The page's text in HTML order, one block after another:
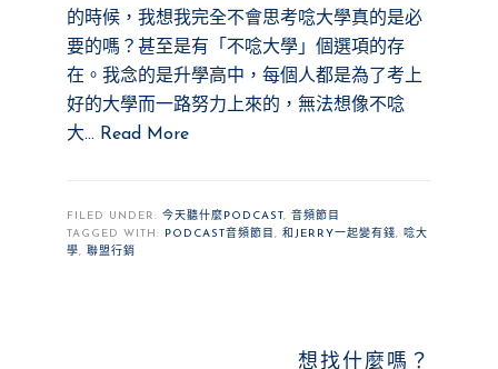
的時候，我想我完全不會思考唸大學真的是必
要的嗎？甚至是有「不唸大學」個選項的存
在。我念的是升學高中，每個人都是為了考上
好的大學而一路努力上來的，無法想像不唸
大… Read More
FILED UNDER: 今天聽什麼PODCAST, 音頻節目
TAGGED WITH:
PODCAST音頻節目 , 和JERRY一起變有錢, 唸大
學, 聯盟行銷
想找什麼嗎？